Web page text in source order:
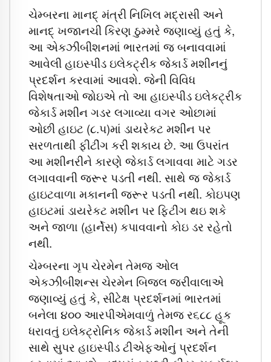
ચેમ્બરના માનદ્‌ મંત્રી નિખિલ મદ્રાસી અને
માનદ્‌ ખજાનચી કિરણ ઠુમ્મરે જણાવ્યું હતું કે,
આ એકઝીબીશનમાં ભારતમાં જ બનાવવામાં
આવેલી હાઇસ્પીડ ઇલેકટ્રીક જેકાર્ડ મશીનનું
પ્રદર્શન કરવામાં આવશે. જેની વિવિધ
વિશેષતાઓ જોઇએ તો આ હાઇસ્પીડ ઇલેકટ્રીક
જેકાર્ડ મશીન ગડર લગાવ્યા વગર ઓછામાં
ઓછી હાઇટ (૮.પ)માં ડાયરેકટ મશીન પર
સરળતાથી ફીટીંગ કરી શકાય છે. આ ઉપરાંત
આ મશીનરીને કારણે જેકાર્ડ લગાવવા માટે ગડર
લગાવવાની જરૂર પડતી નથી. સાથે જ જેકાર્ડ
હાઇટવાળા મકાનની જરૂર પડતી નથી. કોઇપણ
હાઇટમાં ડાયરેકટ મશીન પર ફિટીંગ થઇ શકે
અને જાળા (હાર્નેસ) કપાવવાનો કોઇ ડર રહેતો
નથી.
ચેમ્બરના ગૃપ ચેરમેન તેમજ ઓલ
એકઝીબીશન્સ ચેરમેન બિજલ જરીવાલાએ
જણાવ્યું હતું કે, સીટેક્ષ પ્રદર્શનમાં ભારતમાં
બનેલા ૪૦૦ આરપીએમવાળું તેમજ ર૬૮૮ હૂક
ધરાવતું ઇલેકટ્રોનિક જેકાર્ડ મશીન અને તેની
સાથે સુપર હાઇસ્પીડ ટીએફઓનું પ્રદર્શન